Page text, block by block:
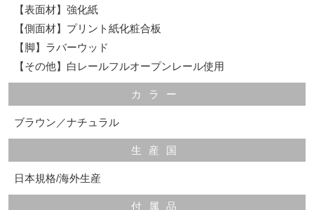
【表面材】強化紙
【側面材】プリント紙化粧合板
【脚】ラバーウッド
【その他】白レールフルオープンレール使用
カラー
ブラウン／ナチュラル
生産国
日本規格/海外生産
付属品